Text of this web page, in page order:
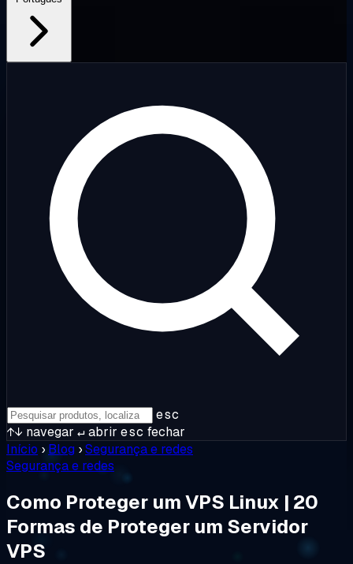
esc
↑↓ navegar ↵abrir esc fechar
Início › Blog ›Segurança e redes
Segurança e redes
Como Proteger um VPS Linux | 20
Formas de Proteger um Servidor
VPS